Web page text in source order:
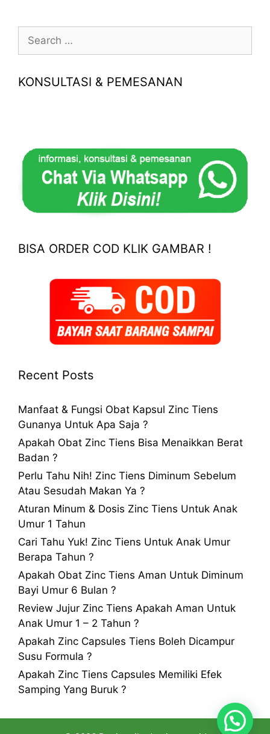
Search
for:
KONSULTASI & PEMESANAN
BISA ORDER COD KLIK GAMBAR !
Recent Posts
Manfaat & Fungsi Obat Kapsul Zinc Tiens
Gunanya Untuk Apa Saja ?
Apakah Obat Zinc Tiens Bisa Menaikkan Berat
Badan ?
Perlu Tahu Nih! Zinc Tiens Diminum Sebelum
Atau Sesudah Makan Ya ?
Aturan Minum & Dosis Zinc Tiens Untuk Anak
Umur 1 Tahun
Cari Tahu Yuk! Zinc Tiens Untuk Anak Umur
Berapa Tahun ?
Apakah Obat Zinc Tiens Aman Untuk Diminum
Bayi Umur 6 Bulan ?
Review Jujur Zinc Tiens Apakah Aman Untuk
Anak Umur 1 – 2 Tahun ?
Apakah Zinc Capsules Tiens Boleh Dicampur
Susu Formula ?
Apakah Zinc Tiens Capsules Memiliki Efek
Samping Yang Buruk ?